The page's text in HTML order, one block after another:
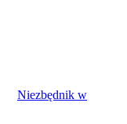
Niezbędnik w